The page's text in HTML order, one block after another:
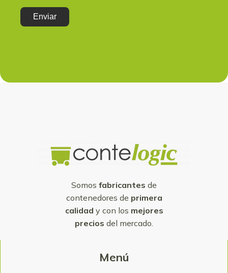
Somos fabricantes de
contenedores de primera
calidad y con los mejores
precios del mercado.
Menú